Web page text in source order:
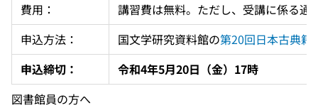
費用：
講習費は無料。ただし、受講に係る通
申込方法：
国文学研究資料館の第20回日本古典籍
申込締切：
令和4年5月20日（金）17時
図書館員の方へ